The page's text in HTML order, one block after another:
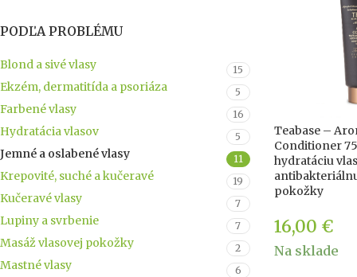
PODĽA PROBLÉMU
Blond a sivé vlasy 15
Ekzém, dermatitída a psoriáza 5
Farbené vlasy 16
Hydratácia vlasov 5
Jemné a oslabené vlasy 11
Krepovité, suché a kučeravé 19
Kučeravé vlasy 7
Lupiny a svrbenie 7
Masáž vlasovej pokožky 2
Mastné vlasy 6
Teabase –
Conditioner
hydratáciu
pokožky
16,00 €
Na sklade